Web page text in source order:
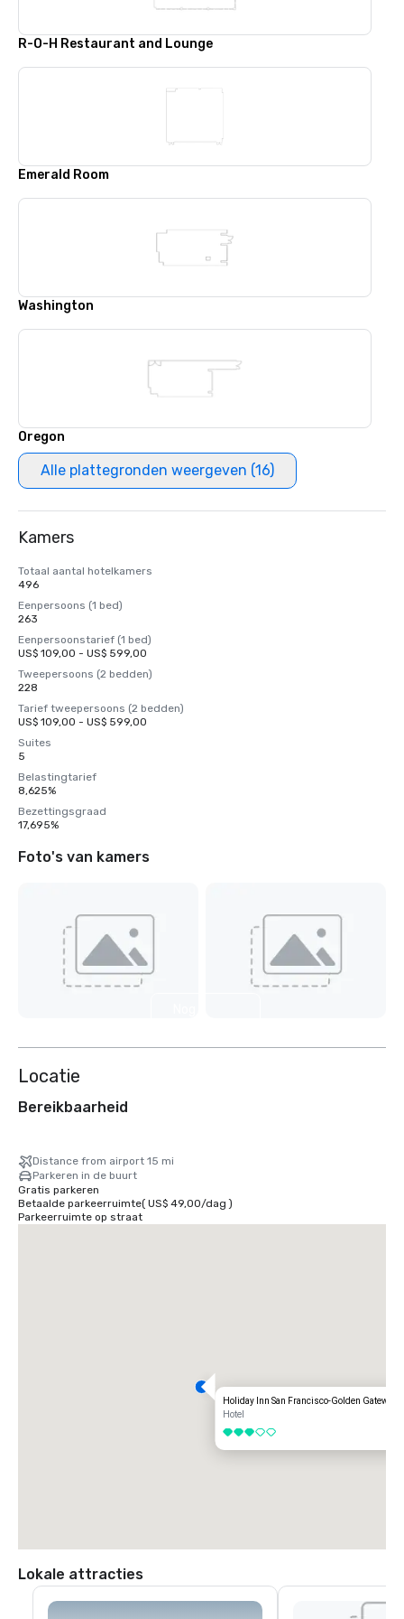
R-O-H Restaurant and Lounge
Emerald Room
Washington
Oregon
Alle plattegronden weergeven (16)
Kamers
Totaal aantal hotelkamers
496
Eenpersoons (1 bed)
263
Eenpersoonstarief (1 bed)
US$ 109,00 - US$ 599,00
Tweepersoons (2 bedden)
228
Tarief tweepersoons (2 bedden)
US$ 109,00 - US$ 599,00
Suites
5
Belastingtarief
8,625%
Bezettingsgraad
17,695%
Foto's van kamers
Locatie
Bereikbaarheid
Distance from airport 15 mi
Parkeren in de buurt
Gratis parkeren
Betaalde parkeerruimte( US$ 49,00/dag )
Parkeerruimte op straat
Holiday Inn San Francisco-Golden Gateway
Hotel
3 van 5
Lokale attracties